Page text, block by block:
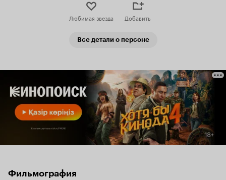
Любимая звезда Добавить
Все детали о персоне
Фильмография